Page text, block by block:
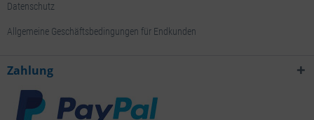
Datenschutz
Allgemeine Geschäftsbedingungen für Endkunden
Zahlung